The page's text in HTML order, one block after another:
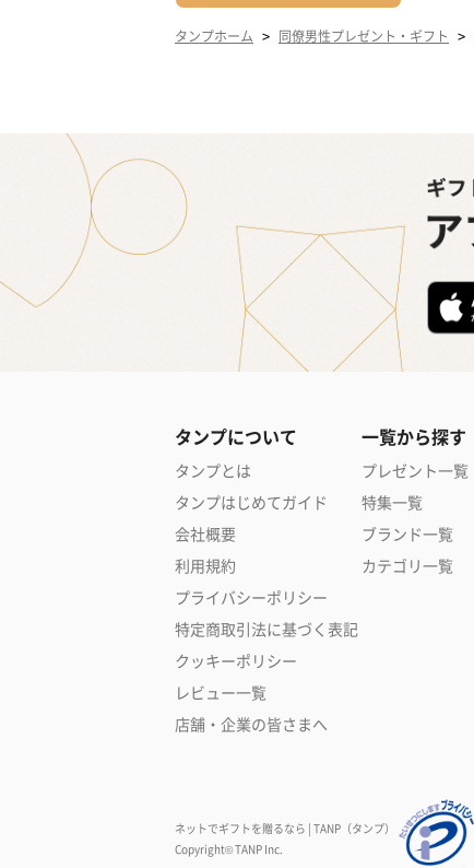
タンプホーム > 同僚男性プレゼント・ギフト >
タンプについて
タンプとは
タンプはじめてガイド
会社概要
利用規約
プライバシーポリシー
特定商取引法に基づく表記
クッキーポリシー
レビュー一覧
店舗・企業の皆さまへ
一覧から探す
プレゼント一覧
特集一覧
ブランド一覧
カテゴリ一覧
ネットでギフトを贈るなら | TANP（タンプ）
Copyright© TANP Inc.